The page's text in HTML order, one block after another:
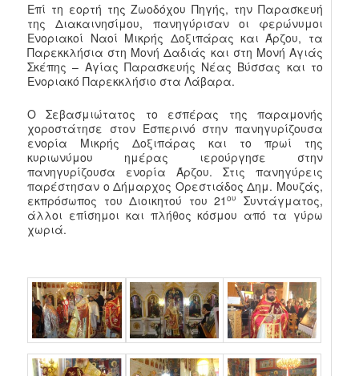
Επί τη εορτή της Ζωοδόχου Πηγής, την Παρασκευή
της Διακαινησίμου, πανηγύρισαν οι φερώνυμοι
Ενοριακοί Ναοί Μικρής Δοξιπάρας και Άρζου, τα
Παρεκκλήσια στη Μονή Δαδιάς και στη Μονή Αγιάς
Σκέπης – Αγίας Παρασκευής Νέας Βύσσας και το
Ενοριακό Παρεκκλήσιο στα Λάβαρα.
Ο Σεβασμιώτατος το εσπέρας της παραμονής
χοροστάτησε στον Εσπερινό στην πανηγυρίζουσα
ενορία Μικρής Δοξιπάρας και το πρωί της
κυριωνύμου ημέρας ιερούργησε στην
πανηγυρίζουσα ενορία Άρζου. Στις πανηγύρεις
παρέστησαν ο Δήμαρχος Ορεστιάδος Δημ. Μουζάς,
εκπρόσωπος του Διοικητού του 21ου
Συντάγματος,
άλλοι επίσημοι και πλήθος κόσμου από τα γύρω
χωριά.